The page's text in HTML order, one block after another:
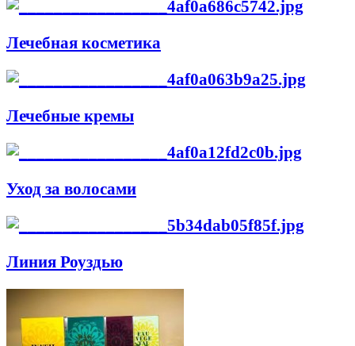
Лечебная косметика
Лечебные кремы
Уход за волосами
Линия Роуздью